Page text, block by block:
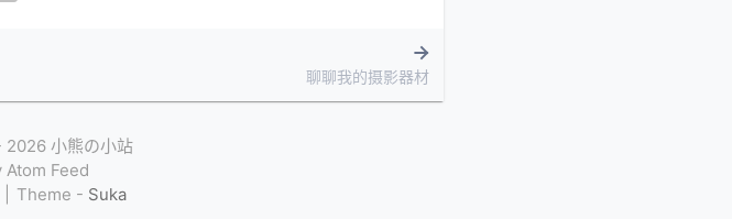
聊聊我的摄影器材
2026 小熊の小站
Feed
Theme - Suka